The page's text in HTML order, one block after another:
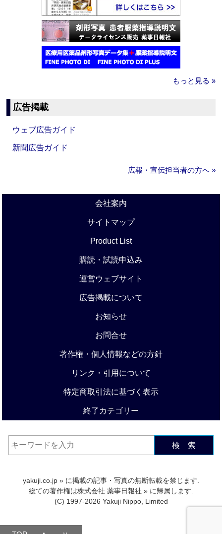
もっと見る »
広告掲載
ウェブ広告ガイド
新聞広告ガイド
広報・宣伝担当者の方へ »
会社案内
サイトマップ
Product List
購読・試読申込み
運営ウェブサイト
広告掲載について
お知らせ
お問合せ
著作権・個人情報などの方針
リンク・引用について
特定商取引法に基づく表示
終了カテゴリー
検 索
yakuji.co.jp » に掲載の記事・写真の無断転載を禁じます.
総ての著作権は株式会社 薬事日報社 » に帰属します.
(C) 1997-2026 Yakuji Nippo, Limited